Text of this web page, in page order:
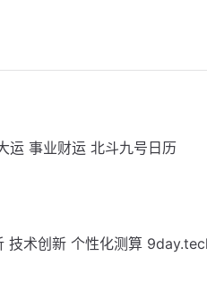
运 事业财运 北斗九号日历
技术创新 个性化测算